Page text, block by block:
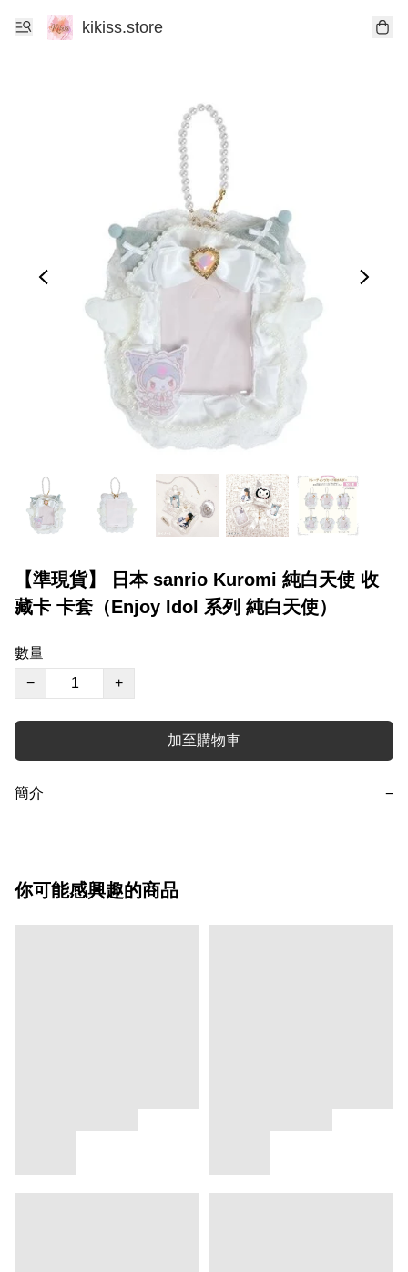
kikiss.store
【準現貨】 日本 sanrio Kuromi 純白天使 收
藏卡 卡套（Enjoy Idol 系列 純白天使）
數量
−
+
加至購物車
簡介 −
你可能感興趣的商品